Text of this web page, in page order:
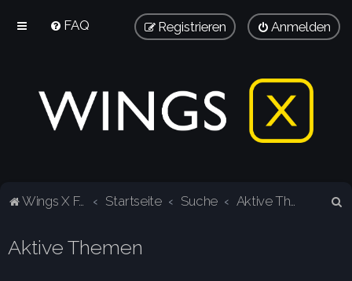
FAQ Anmelden
Registrieren
Wings X Forum Startseite Suche
Aktive Themen